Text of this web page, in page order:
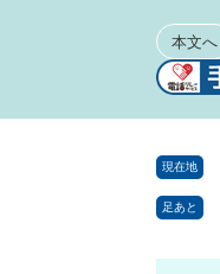
本文へ
現在地
足あと